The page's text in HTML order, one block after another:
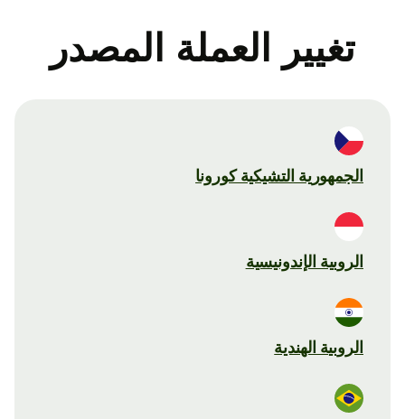
تغيير العملة المصدر
الجمهورية التشيكية كورونا
الروبية الإندونيسية
الروبية الهندية